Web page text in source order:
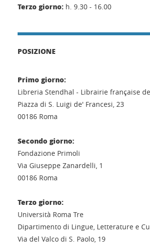
Terzo giorno: h. 9.30 - 16.00
POSIZIONE
Primo giorno:
Libreria Stendhal - Librairie française
Piazza di S. Luigi de' Francesi, 23
00186 Roma
Secondo giorno:
Fondazione Primoli
Via Giuseppe Zanardelli, 1
00186 Roma
Terzo giorno:
Università Roma Tre
Dipartimento di Lingue, Letterature e
Via del Valco di S. Paolo, 19